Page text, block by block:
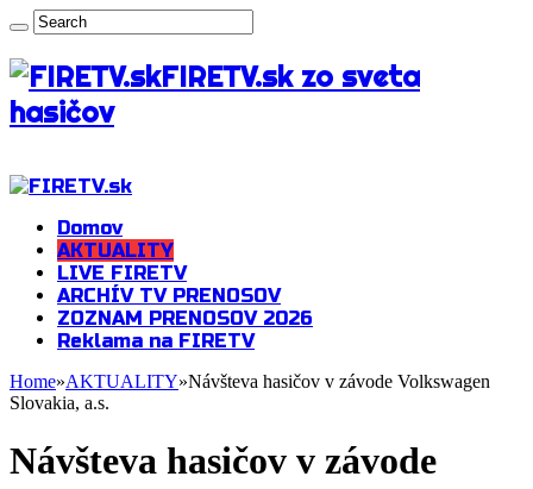
FIRETV.sk zo sveta
hasičov
Domov
AKTUALITY
LIVE FIRETV
ARCHÍV TV PRENOSOV
ZOZNAM PRENOSOV 2026
Reklama na FIRETV
Home»AKTUALITY»Návšteva hasičov v závode Volkswagen
Slovakia, a.s.
Návšteva hasičov v závode